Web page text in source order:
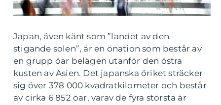
Japan, även känt som ”landet av den
stigande solen”, är en önation som består av
en grupp öar belägen utanför den östra
kusten av Asien. Det japanska öriket sträcker
sig över 378 000 kvadratkilometer och består
av cirka 6 852 öar, varav de fyra största är